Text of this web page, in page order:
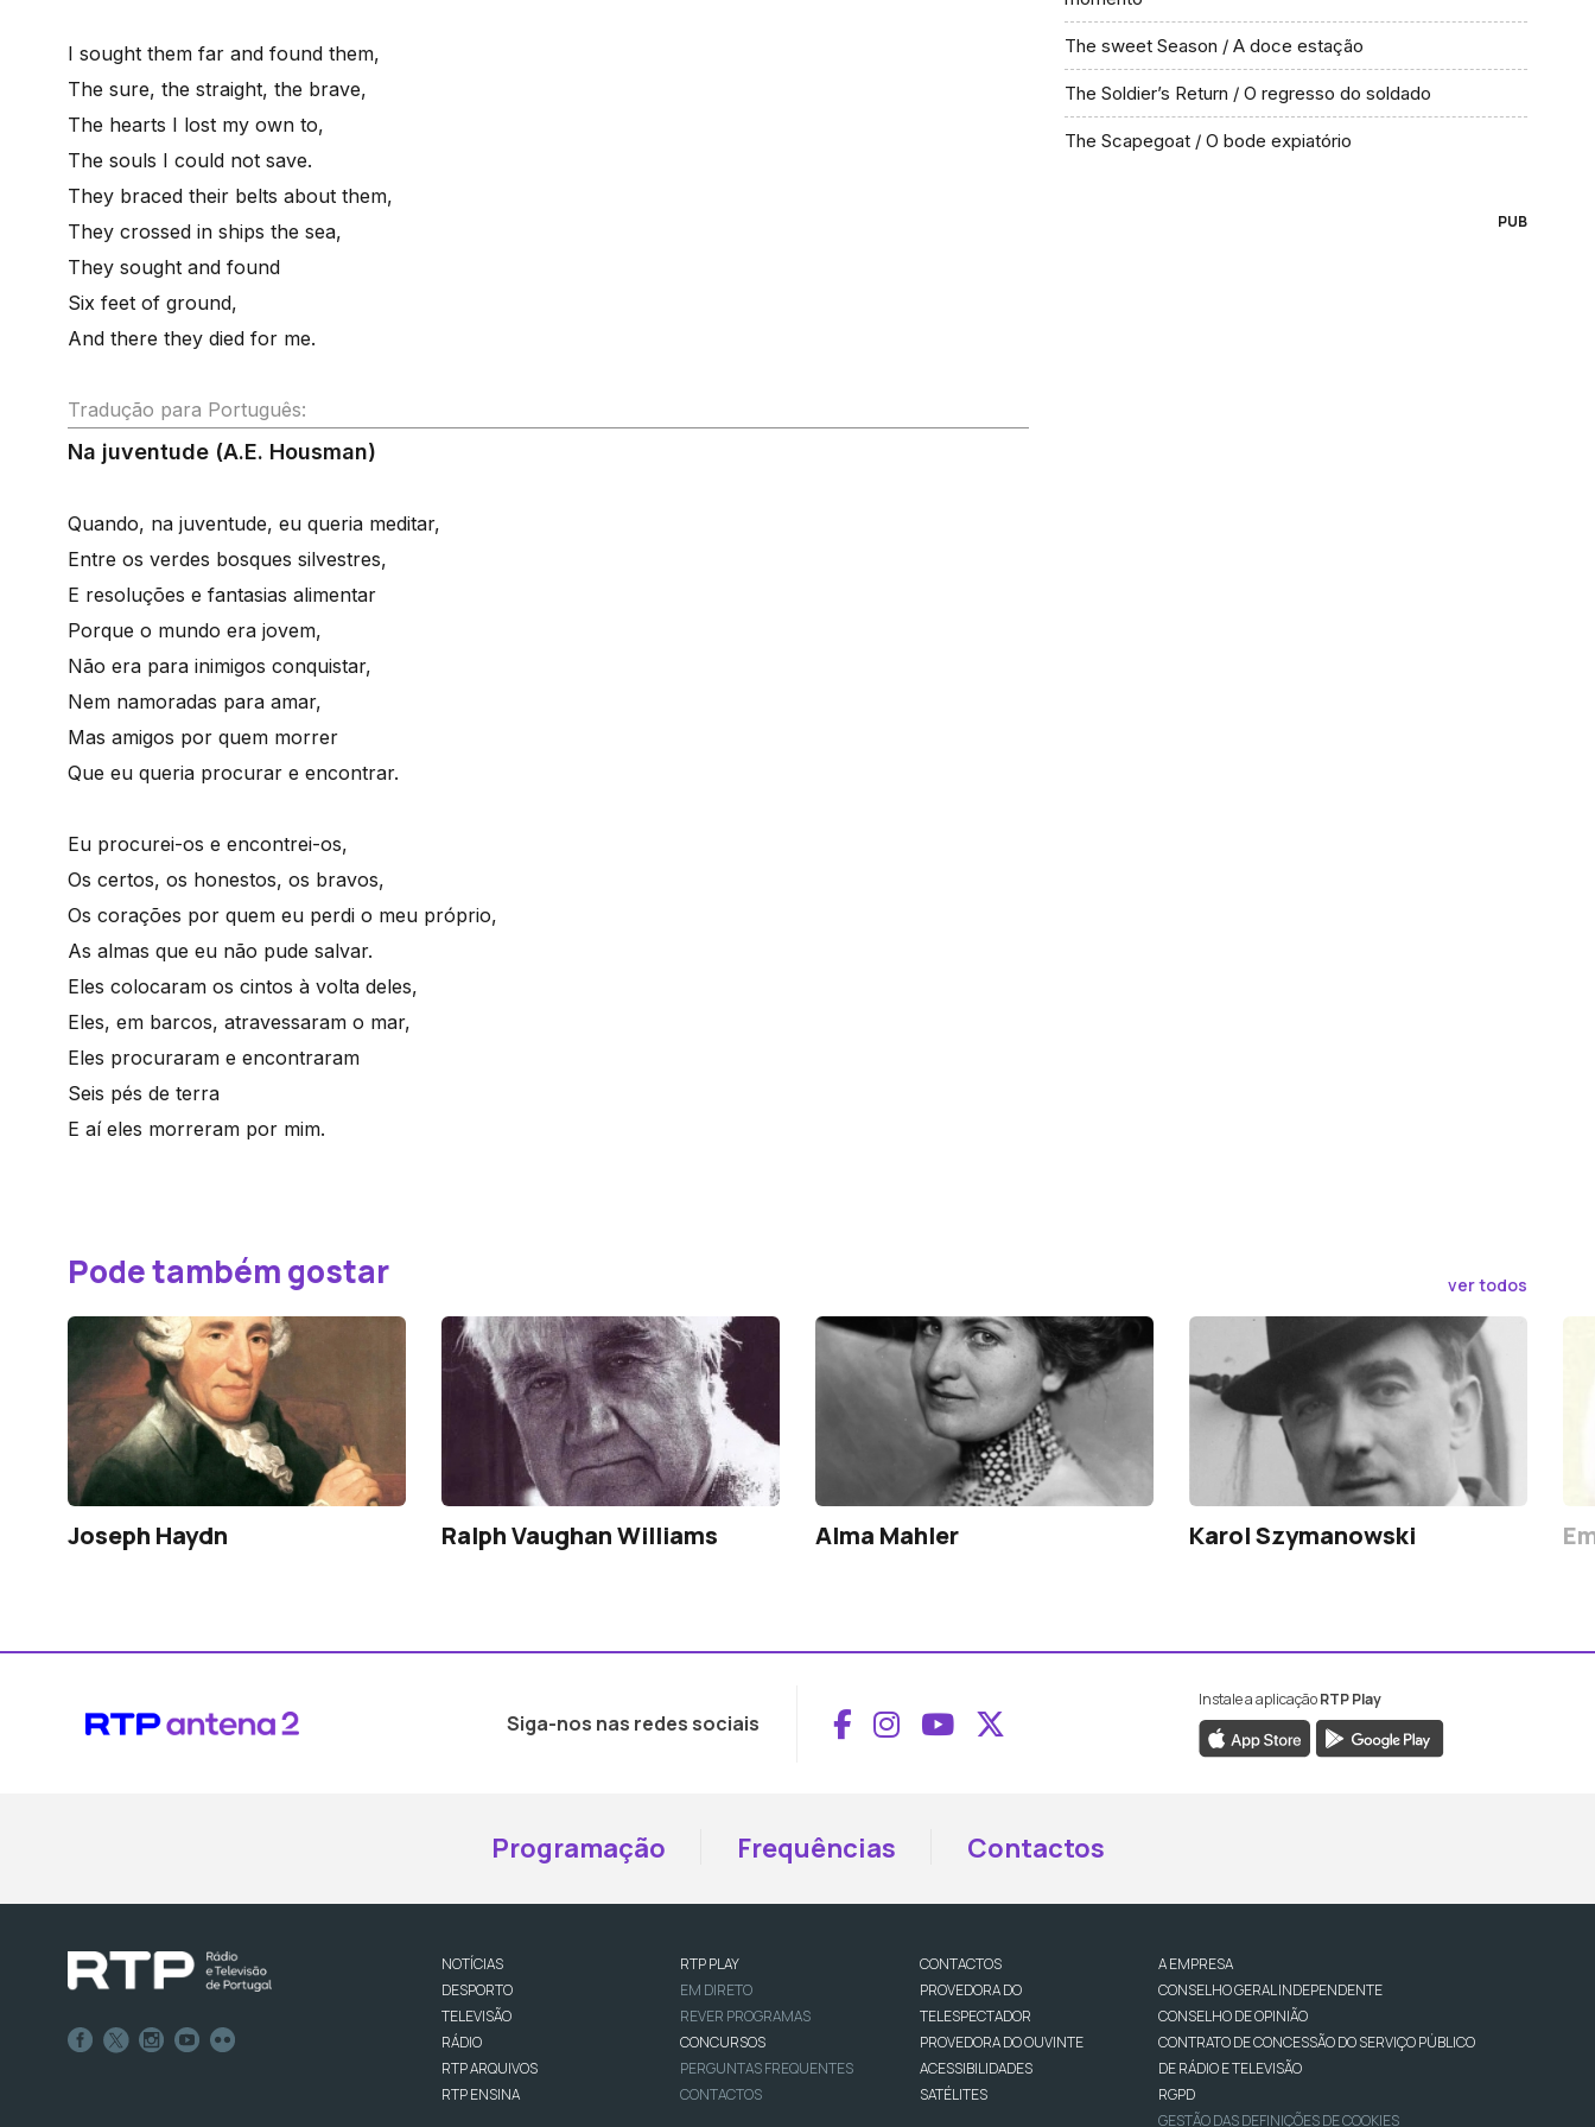
I sought them far and found them,
The sure, the straight, the brave,
The hearts I lost my own to,
The souls I could not save.
They braced their belts about them,
They crossed in ships the sea,
They sought and found
Six feet of ground,
And there they died for me.
Tradução para Português:
Na juventude (A.E. Housman)
Quando, na juventude, eu queria meditar,
Entre os verdes bosques silvestres,
E resoluções e fantasias alimentar
Porque o mundo era jovem,
Não era para inimigos conquistar,
Nem namoradas para amar,
Mas amigos por quem morrer
Que eu queria procurar e encontrar.
Eu procurei-os e encontrei-os,
Os certos, os honestos, os bravos,
Os corações por quem eu perdi o meu próprio,
As almas que eu não pude salvar.
Eles colocaram os cintos à volta deles,
Eles, em barcos, atravessaram o mar,
Eles procuraram e encontraram
Seis pés de terra
E aí eles morreram por mim.
The sweet Season / A doce estação
The Soldier’s Return / O regresso do soldado
The Scapegoat / O bode expiatório
PUB
Pode também gostar ver todos
Joseph Haydn Ralph Vaughan Williams Alma Mahler Karol Szymanowski
Siga-nos nas redes sociais Aceder ao Facebook da RTP Antena 2
Aceder ao Instagram da RTP Antena 2
Aceder ao YouTube da RTP Antena 2
Aceder ao X da RTP Antena 2
Instale a aplicaçãoRTP Play
Programação Frequências Contactos
NOTÍCIAS
DESPORTO
TELEVISÃO
RÁDIO
RTP ARQUIVOS
RTP ENSINA
RTP PLAY
EM DIRETO
REVER PROGRAMAS
CONCURSOS
PERGUNTAS FREQUENTES
CONTACTOS
CONTACTOS
PROVEDORA DO
TELESPECTADOR
PROVEDORA DO OUVINTE
ACESSIBILIDADES
SATÉLITES
A EMPRESA
CONSELHO GERAL INDEPENDENTE
CONSELHO DE OPINIÃO
CONTRATO DE CONCESSÃO DO SERVIÇO PÚBLICO
DE RÁDIO E TELEVISÃO
RGPD
GESTÃO DAS DEFINIÇÕES DE COOKIES